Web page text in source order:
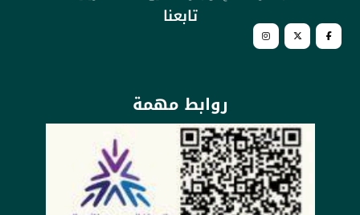
تابعنا​
روابط مهمة